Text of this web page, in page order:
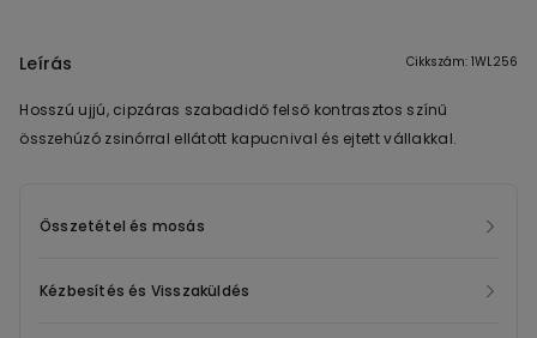
Leírás Cikkszám: 1WL256
Hosszú ujjú, cipzáras szabadidő felső kontrasztos színű
összehúzó zsinórral ellátott kapucnival és ejtett vállakkal.
Összetétel és mosás
Kézbesítés és Visszaküldés